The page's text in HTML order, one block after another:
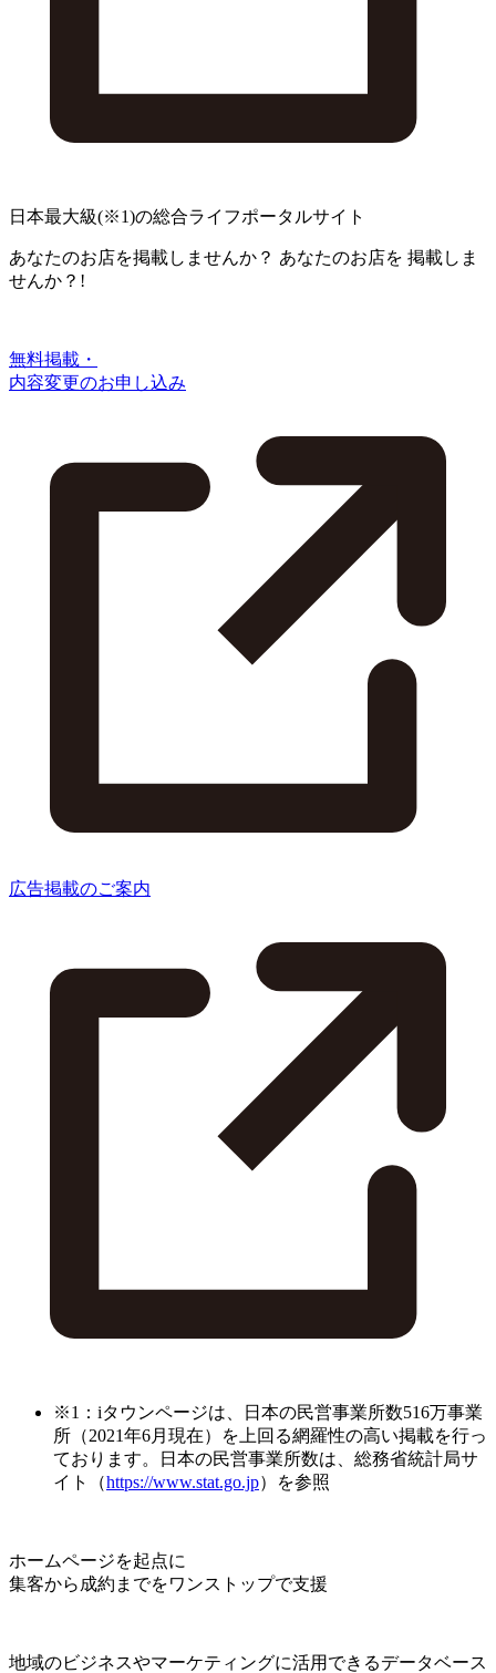
日本最大級(※1)の総合ライフポータルサイト
あなたのお店を掲載しませんか？ あなたのお店を 掲載しま
せんか？!
無料掲載・
内容変更のお申し込み
広告掲載のご案内
※1：iタウンページは、日本の民営事業所数516万事業
所（2021年6月現在）を上回る網羅性の高い掲載を行っ
ております。日本の民営事業所数は、総務省統計局サ
イト（https://www.stat.go.jp）を参照
ホームページを起点に
集客から成約までをワンストップで支援
地域のビジネスやマーケティングに活用できるデータベース